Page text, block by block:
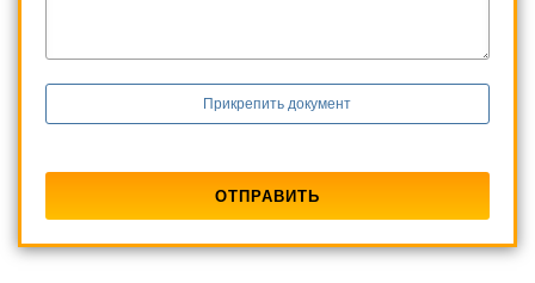
Прикрепить документ